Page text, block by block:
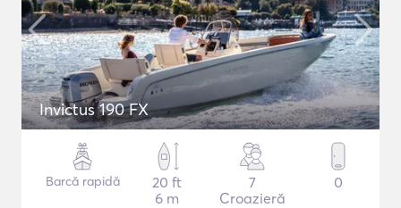
Invictus 190 FX
Barcă rapidă
20 ft
6 m
7
Croazieră
0